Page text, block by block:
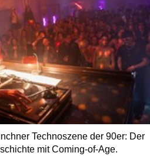
Technoszene der 90er: Der
mit Coming-of-Age.